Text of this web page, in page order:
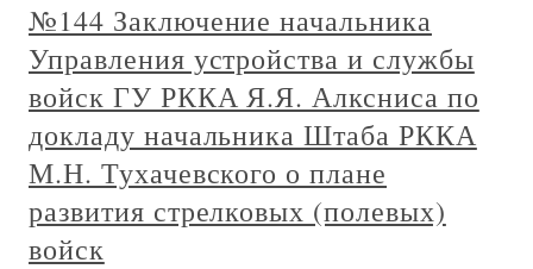
№144 Заключение начальника
Управления устройства и службы
войск ГУ РККА Я.Я. Алксниса по
докладу начальника Штаба РККА
М.Н. Тухачевского о плане
развития стрелковых (полевых)
войск